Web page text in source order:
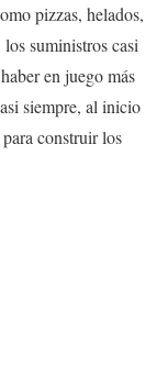
pizzas, helados,
suministros casi
en juego más
siempre, al inicio
construir los